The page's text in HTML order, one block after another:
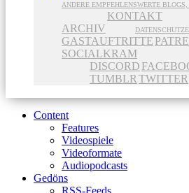
ANDERE EMPFEHLENSWERTE
ARCHIV
KONTAKT
GASTAUFTRITTE
SOCIALKRAM
DISCORD
TUMBLR TWITTER
Content
Features
Videospiele
Videoformate
Audiopodcasts
Gedöns